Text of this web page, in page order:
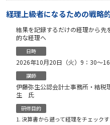
経理上級者になるための戦略
結果を記録するだけの経理から先
的な経理へ
日時
2026年10月20日（火）9：30〜
講師
伊藤弥生公認会計士事務所・
生 氏
研修目的
決算書から遡って経理をチェック